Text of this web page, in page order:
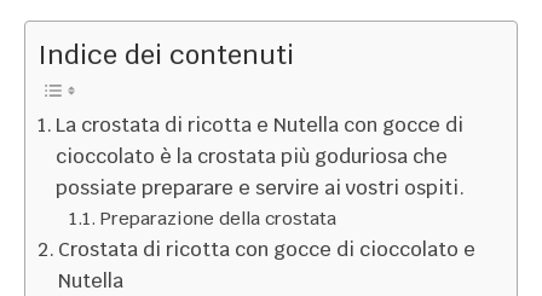
Indice dei contenuti
La crostata di ricotta e Nutella con gocce di
cioccolato è la crostata più goduriosa che
possiate preparare e servire ai vostri ospiti.
Preparazione della crostata
Crostata di ricotta con gocce di cioccolato e
Nutella